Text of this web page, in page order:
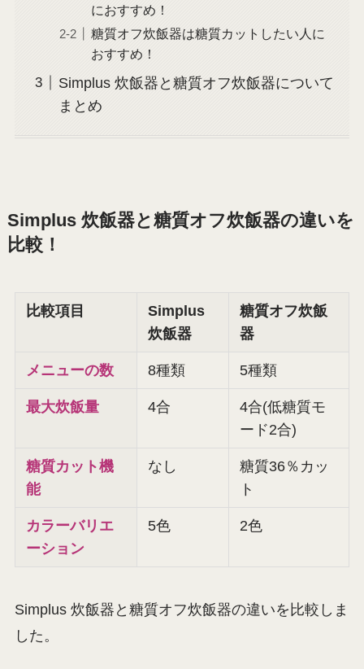
におすすめ！
糖質オフ炊飯器は糖質カットしたい人に
おすすめ！
Simplus 炊飯器と糖質オフ炊飯器について
まとめ
Simplus 炊飯器と糖質オフ炊飯器の違いを
比較！
比較項目
Simplus
炊飯器
糖質オフ炊飯
器
メニューの数 8種類 5種類
最大炊飯量 4合
4合(低糖質モ
ード2合)
糖質カット機
能
なし
糖質36％カッ
ト
カラーバリエ
ーション
5色 2色
Simplus 炊飯器と糖質オフ炊飯器の違いを比較しま
した。